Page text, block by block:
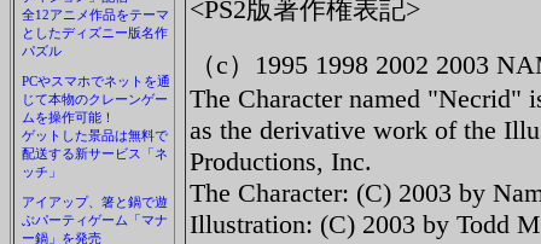
全12アニメ作品をテーマ
としたディズニー版名作
パズル
PCやスマホでネットを通
じて本物のクレーンゲー
ムを操作可能！
ゲットした景品は無料で
配送する新サービス「ネ
ッチ」
アイアップ、箸と鍋で遊
ぶパーティゲーム「マナ
ー鍋」を発売
<PS2版著作権表記>
（c）1995 1998 2002 2003
The Character named "Necrid"
as the derivative work of the
Productions, Inc.
The Character: (C) 2003 by
Illustration: (C) 2003 by Todd